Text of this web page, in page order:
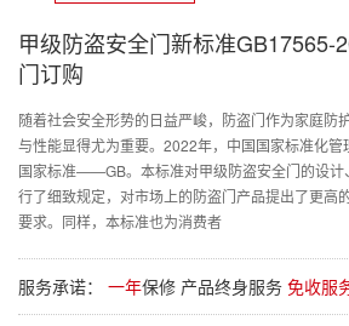
甲级防盗安全门新标准GB17565-
门订购
随着社会安全形势的日益严峻，防盗门作为家庭防
与性能显得尤为重要。2022年，中国国家标准化管
国家标准——GB。本标准对甲级防盗安全门的设计
行了细致规定，对市场上的防盗门产品提出了更高
要求。同样，本标准也为消费者
服务承诺： 一年保修 产品终身服务 免收服